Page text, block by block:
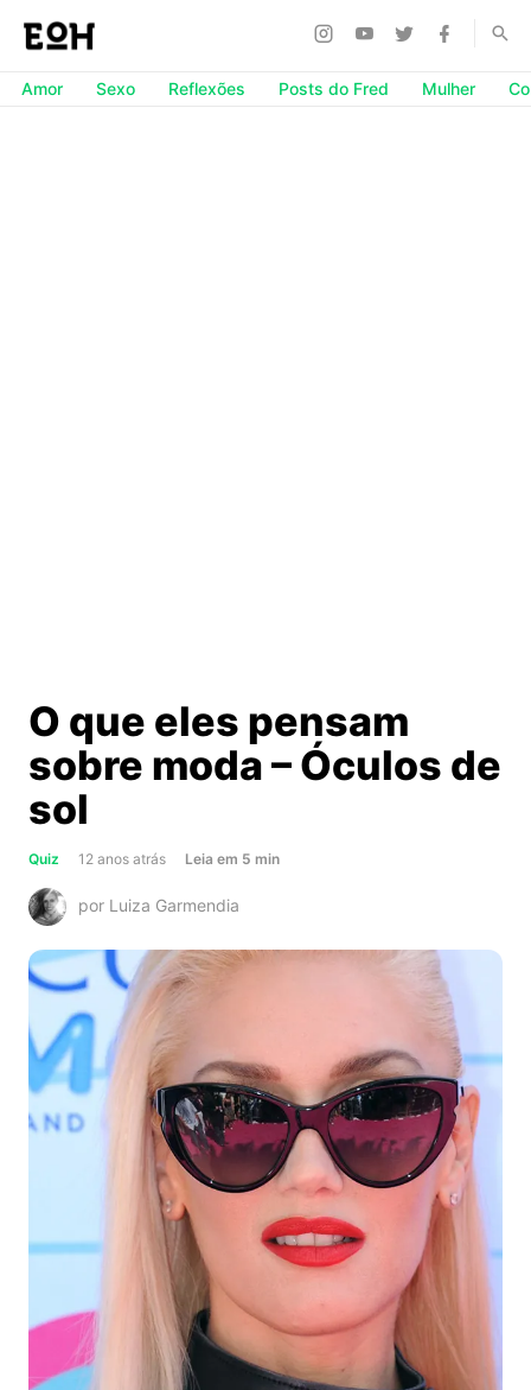
Amor Sexo Reflexões Posts do Fred Mulher
O que eles pensam
sobre moda – Óculos de
sol
Quiz 12 anos atrás Leia about
que
pensam
–
Óculos
de
sol
em 5 min
por Luiza Garmendia